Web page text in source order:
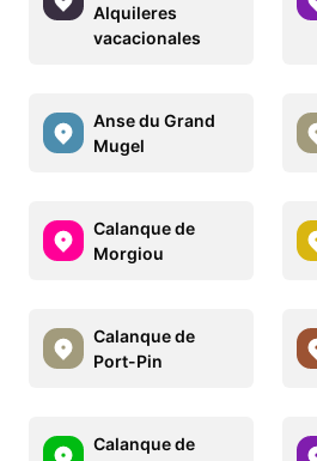
Alquileres
vacacionales
Anse du Grand
Mugel
Calanque de
Morgiou
Calanque de
Port-Pin
Calanque de